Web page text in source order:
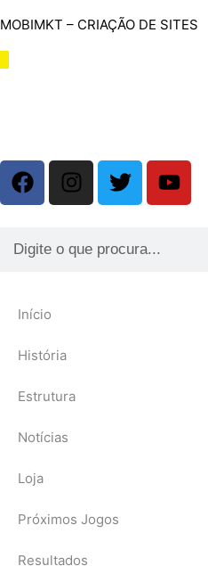
MOBIMKT – CRIAÇÃO DE SITES
Início
História
Estrutura
Notícias
Loja
Próximos Jogos
Resultados